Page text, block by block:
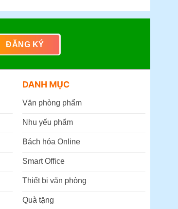
DANH MỤC
Văn phòng phẩm
Nhu yếu phẩm
Bách hóa Online
Smart Office
Thiết bị văn phòng
Quà tặng